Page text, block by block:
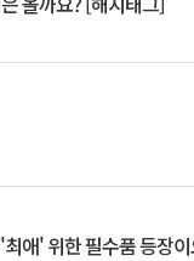
애' 위한 필수품 등장